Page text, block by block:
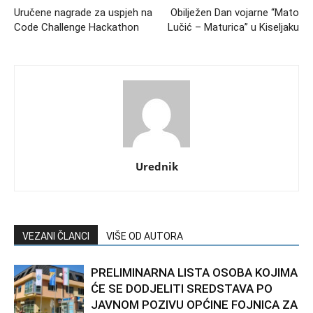
Uručene nagrade za uspjeh na
Code Challenge Hackathon
Obilježen Dan vojarne “Mato
Lučić – Maturica” u Kiseljaku
Urednik
VEZANI ČLANCI VIŠE OD AUTORA
PRELIMINARNA LISTA OSOBA KOJIMA
ĆE SE DODJELITI SREDSTAVA PO
JAVNOM POZIVU OPĆINE FOJNICA ZA